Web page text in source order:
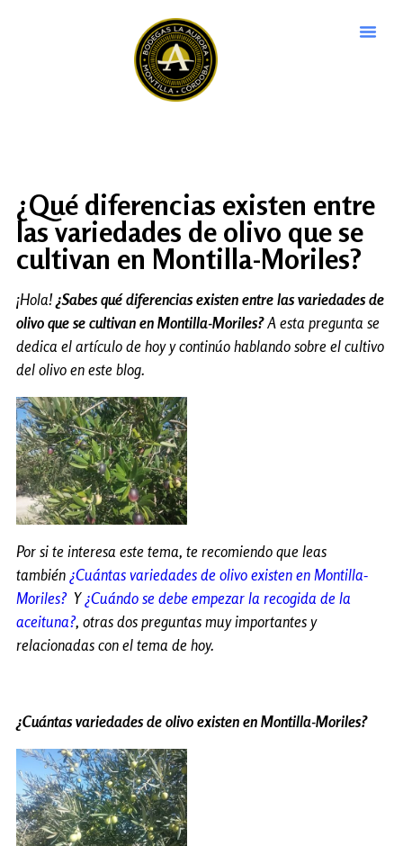
¿Qué diferencias existen entre
las variedades de olivo que se
cultivan en Montilla-Moriles?
¡Hola! ¿Sabes qué diferencias existen entre las variedades de
olivo que se cultivan en Montilla-Moriles?A esta pregunta se
dedica el artículo de hoy y continúo hablando sobre el cultivo
del olivo en este blog.
Por si te interesa este tema, te recomiendo que leas
también ¿Cuántas variedades de olivo existen en Montilla-
Moriles?Y ¿Cuándo se debe empezar la recogida de la
aceituna?, otras dos preguntas muy importantes y
relacionadas con el tema de hoy.
¿Cuántas variedades de olivo existen en Montilla-Moriles?